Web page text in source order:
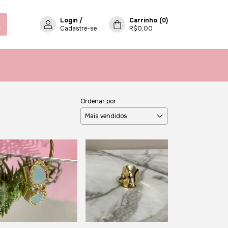
Login /
Cadastre-se
Carrinho (0)
R$0,00
Ordenar por